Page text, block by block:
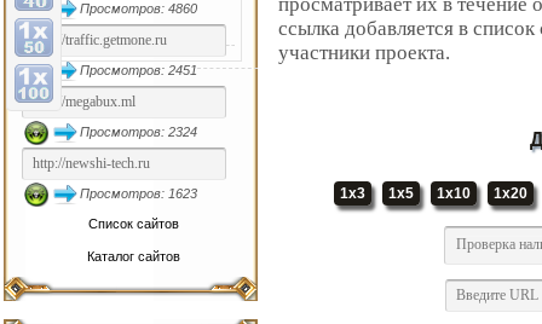
Просмотров: 4860
Просмотров: 2451
Просмотров: 2324
Просмотров: 1623
Список сайтов
Каталог сайтов
ссылка добавляется в
участники проекта.
1x3 1x5 1x10 1x20